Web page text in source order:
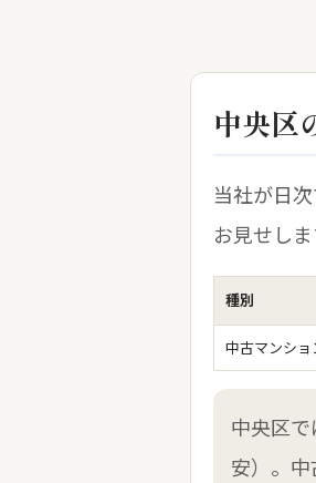
中央区
当社が日
お見せし
種別
中古マンショ
中央区
安）。